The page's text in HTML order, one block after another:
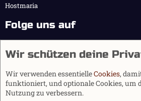
Hostmaria
Folge uns auf
Wir schützen deine
Wir verwenden essentielleCookies,
funktioniert, und optionale Cookies, um
Nutzung zu verbessern.